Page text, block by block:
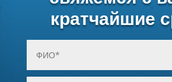
кратчайшие